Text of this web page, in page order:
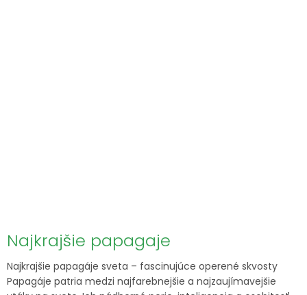
Najkrajšie papagaje
Najkrajšie papagáje sveta – fascinujúce operené skvosty
Papagáje patria medzi najfarebnejšie a najzaujímavejšie